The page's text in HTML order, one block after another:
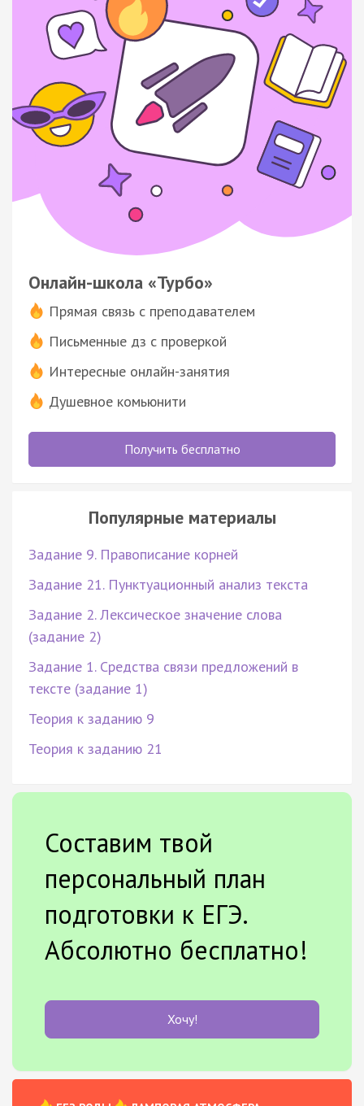
Онлайн-школа «Турбо»
Прямая связь с преподавателем
Письменные дз с проверкой
Интересные онлайн-занятия
Душевное комьюнити
Получить бесплатно
Популярные материалы
Задание 9. Правописание корней
Задание 21. Пунктуационный анализ текста
Задание 2. Лексическое значение слова
(задание 2)
Задание 1. Средства связи предложений в
тексте (задание 1)
Теория к заданию 9
Теория к заданию 21
Составим твой
персональный план
подготовки к ЕГЭ.
Абсолютно бесплатно!
Хочу!